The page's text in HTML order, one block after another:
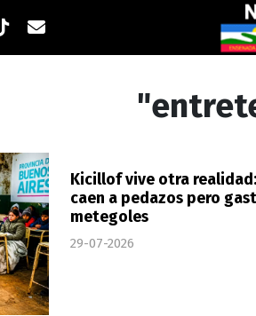
Kicillof vive otra realidad:
caen a pedazos pero
metegoles
29-07-2026